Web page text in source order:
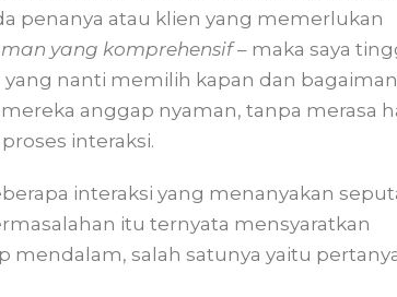
penanya atau klien yang memerlukan
yang komprehensif– maka saya
nanti memilih kapan dan
anggap nyaman, tanpa merasa
interaksi.
interaksi yang menanyakan
itu ternyata mensyaratkan
salah satunya yaitu